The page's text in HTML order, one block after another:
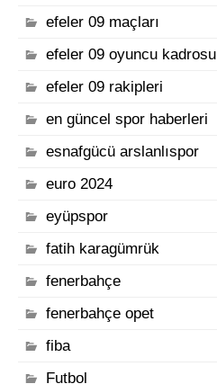
efeler 09 maçları
efeler 09 oyuncu kadrosu
efeler 09 rakipleri
en güncel spor haberleri
esnafgücü arslanlıspor
euro 2024
eyüpspor
fatih karagümrük
fenerbahçe
fenerbahçe opet
fiba
Futbol